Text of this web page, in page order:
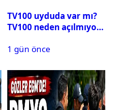
TV100 uyduda var mı?
TV100 neden açılmıyor?
1 gün önce